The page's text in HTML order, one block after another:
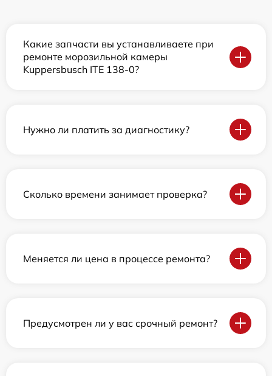
Какие запчасти вы устанавливаете при
ремонте морозильной камеры
Kuppersbusch ITE 138-0?
Нужно ли платить за диагностику?
Сколько времени занимает проверка?
Меняется ли цена в процессе ремонта?
Предусмотрен ли у вас срочный ремонт?